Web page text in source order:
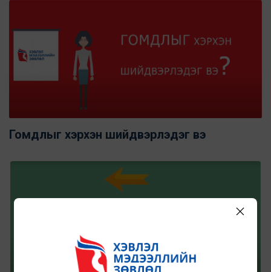
Гомдлыг хэрхэн шийдвэрлэдэг вэ